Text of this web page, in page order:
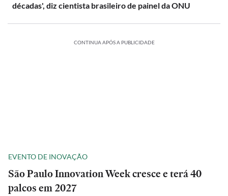
décadas', diz cientista brasileiro de painel da ONU
CONTINUA APÓS A PUBLICIDADE
EVENTO DE INOVAÇÃO
São Paulo Innovation Week cresce e terá 40
palcos em 2027